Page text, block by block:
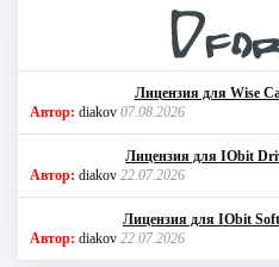
Лицензия для Wise
Автор: diakov 07.08.2026
Лицензия для IObit
Автор: diakov 22.07.2026
Лицензия для IObit
Автор: diakov 22.07.2026